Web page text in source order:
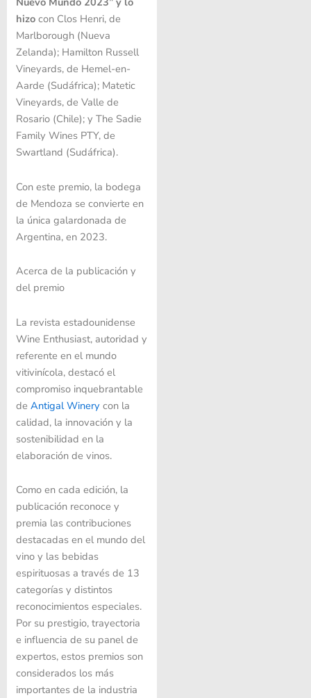
hizo con Clos Henri, de
Marlborough (Nueva
Zelanda); Hamilton Russell
Vineyards, de Hemel-en-
Aarde (Sudáfrica); Matetic
Vineyards, de Valle de
Rosario (Chile); y The Sadie
Family Wines PTY, de
Swartland (Sudáfrica).
Con este premio, la bodega
de Mendoza se convierte en
la única galardonada de
Argentina, en 2023.
Acerca de la publicación y
del premio
La revista estadounidense
Wine Enthusiast, autoridad y
referente en el mundo
vitivinícola, destacó el
compromiso inquebrantable
de Antigal Winerycon la
calidad, la innovación y la
sostenibilidad en la
elaboración de vinos.
Como en cada edición, la
publicación reconoce y
premia las contribuciones
destacadas en el mundo del
vino y las bebidas
espirituosas a través de 13
categorías y distintos
reconocimientos especiales.
Por su prestigio, trayectoria
e influencia de su panel de
expertos, estos premios son
considerados los más
importantes de la industria